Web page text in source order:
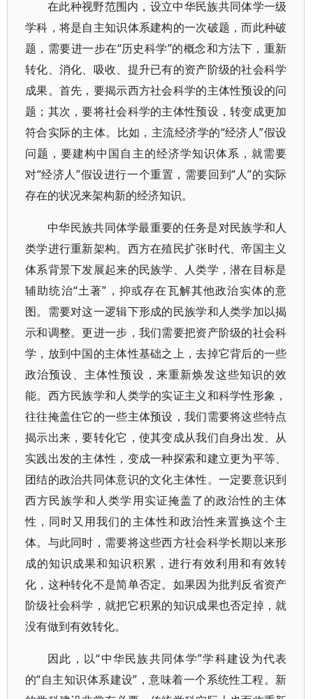
在此种视野范围内，设立中华民族共同体学一级
学科，将是自主知识体系建构的一次破题，而此种破
题，需要进一步在“历史科学”的概念和方法下，重新
转化、消化、吸收、提升已有的资产阶级的社会科学
成果。首先，要揭示西方社会科学的主体性预设的问
题；其次，要将社会科学的主体性预设，转变成更加
符合实际的主体。比如，主流经济学的“经济人”假设
问题，要建构中国自主的经济学知识体系，就需要
对“经济人”假设进行一个重置，需要回到“人”的实际
存在的状况来架构新的经济知识。
中华民族共同体学最重要的任务是对民族学和人
类学进行重新架构。西方在殖民扩张时代、帝国主义
体系背景下发展起来的民族学、人类学，潜在目标是
辅助统治“土著”，抑或存在瓦解其他政治实体的意
图。需要对这一逻辑下形成的民族学和人类学加以揭
示和调整。更进一步，我们需要把资产阶级的社会科
学，放到中国的主体性基础之上，去掉它背后的一些
政治预设、主体性预设，来重新焕发这些知识的效
能。西方民族学和人类学的实证主义和科学性形象，
往往掩盖住它的一些主体预设，我们需要将这些特点
揭示出来，要转化它，使其变成从我们自身出发、从
实践出发的主体性，变成一种探索和建立更为平等、
团结的政治共同体意识的文化主体性。一定要意识到
西方民族学和人类学用实证掩盖了的政治性的主体
性，同时又用我们的主体性和政治性来置换这个主
体。与此同时，需要将这些西方社会科学长期以来形
成的知识成果和知识积累，进行有效利用和有效转
化，这种转化不是简单否定。如果因为批判反省资产
阶级社会科学，就把它积累的知识成果也否定掉，就
没有做到有效转化。
因此，以“中华民族共同体学”学科建设为代表
的“自主知识体系建设”，意味着一个系统性工程。新